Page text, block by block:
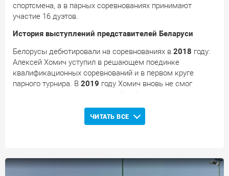
спортсмена, а в парных соревнованиях принимают
участие 16 дуэтов.
История выступлений представителей Беларуси
Белорусы дебютировали на соревнованиях в 2018 году:
Алексей Хомич уступил в решающем поединке
квалификационных соревнований и в первом круге
парного турнира. В 2019 году Хомич вновь не смог
преодолеть квалификационный отбор в одиночном
ЧИТАТЬ ВСЕ